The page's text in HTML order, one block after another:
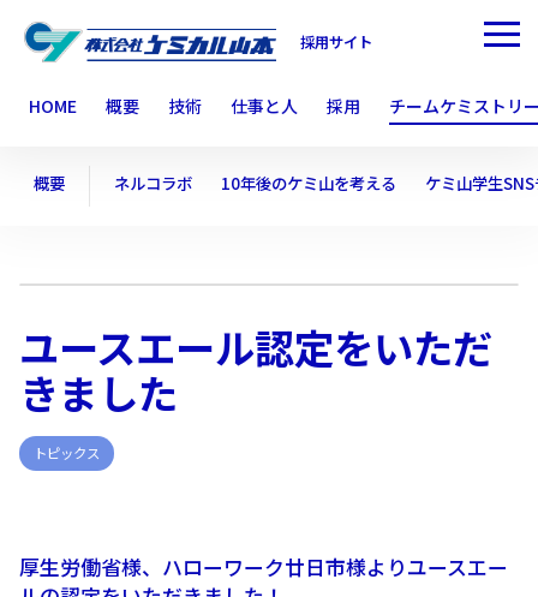
採用サイト
HOME 概要 技術 仕事と人 採用 チームケミストリ
概要 ネルコラボ 10年後のケミ山を考える ケミ山学生
ユースエール認定をいただ
きました
トピックス
厚生労働省様、ハローワーク廿日市様よりユースエー